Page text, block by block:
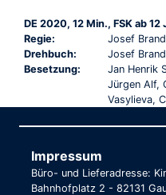
DE 2020, 12 Min., FSK ab 12
Regie:
Josef
Drehbuch:
Josef
Besetzung:
Jan Henrik
Jürgen Alf,
Vasylieva,
Impressum
Büro- und Lieferadresse:
Bahnhofplatz 2 - 82131